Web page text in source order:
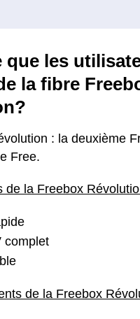
que les
la fibre
: la deuxième
Free.
de la Freebox
complet
de la Freebox